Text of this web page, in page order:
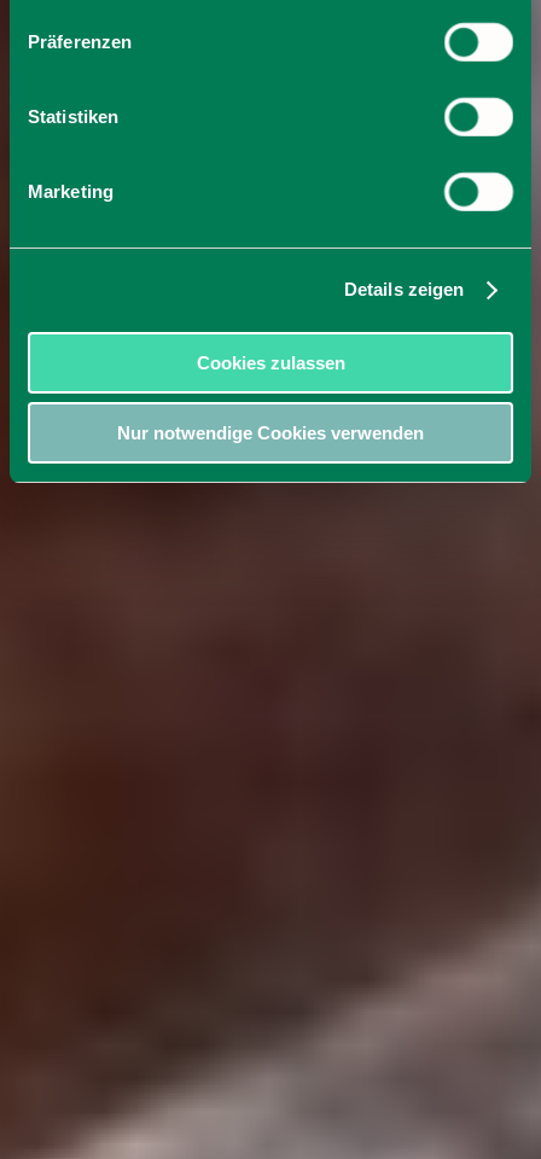
Präferenzen
Statistiken
Marketing
Details zeigen
Cookies zulassen
Nur notwendige Cookies verwenden